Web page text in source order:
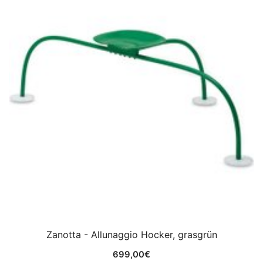
Zanotta - Allunaggio Hocker, grasgrün
699,00€